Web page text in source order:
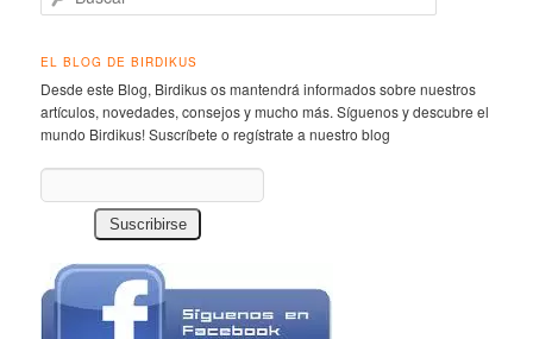
EL BLOG DE BIRDIKUS
Desde este Blog, Birdikus os mantendrá informados sobre nuestros
artículos, novedades, consejos y mucho más. Síguenos y descubre el
mundo Birdikus! Suscríbete o regístrate a nuestro blog